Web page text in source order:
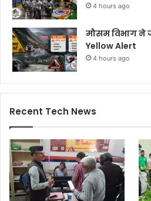
4 hours ago
मौसम विभाग ने
Yellow Alert
4 hours ago
Recent Tech News